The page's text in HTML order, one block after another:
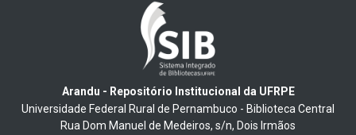
Arandu - Repositório Institucional da UFRPE
Universidade Federal Rural de Pernambuco - Biblioteca Central
Rua Dom Manuel de Medeiros, s/n, Dois Irmãos